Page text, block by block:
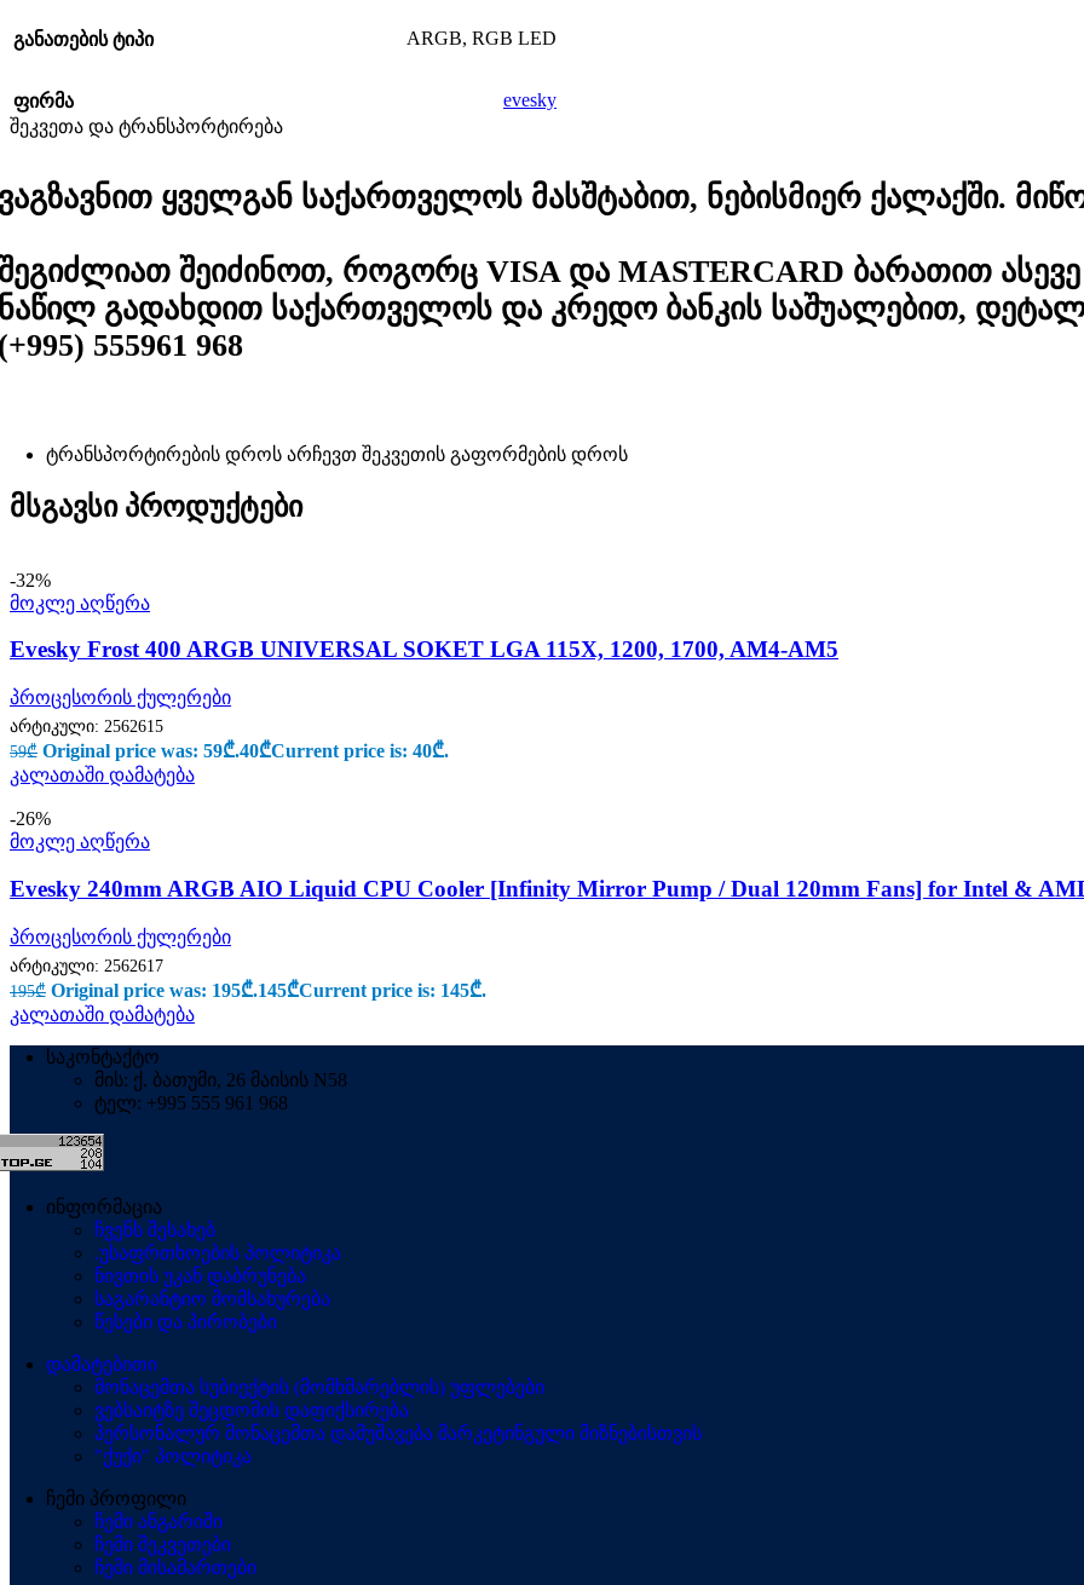
განათების ტიპი ARGB, RGB LED
ფირმა
evesky
შეკვეთა და ტრანსპორტირება
ყველგან საქართველოს მასშტაბით, ნებისმიერ ქალაქში.
შეიძინოთ, როგორც VISA და MASTERCARD ბარათით
გადახდით საქართველოს და კრედო ბანკის საშუალებით,
555961 968
ტრანსპორტირების დროს არჩევთ შეკვეთის გაფორმების დროს
მსგავსი პროდუქტები
-32%
მოკლე აღწერა
Evesky Frost 400 ARGB UNIVERSAL SOKET LGA 115X, 1200, 1700, AM4-AM5
პროცესორის ქულერები
არტიკული: 2562615
59₾ Original price was: 59₾.40₾Current price is: 40₾.
კალათაში დამატება
-26%
მოკლე აღწერა
Evesky 240mm ARGB AIO Liquid CPU Cooler [Infinity Mirror Pump / Dual 120mm Fans] for Intel &
პროცესორის ქულერები
არტიკული: 2562617
195₾ Original price was: 195₾.145₾Current price is: 145₾.
კალათაში დამატება
საკონტაქტო
მის: ქ. ბათუმი, 26 მაისის N58
ტელ: +995 555 961 968
ინფორმაცია
ჩვენს შესახებ
.უსაფრთხოების პოლიტიკა
ნივთის უკან დაბრუნება
საგარანტიო მომსახურება
წესები და პირობები
დამატებითი
მონაცემთა სუბიექტის (მომხმარებლის) უფლებები
ვებსაიტზე შეცდომის დაფიქსირება
პერსონალურ მონაცემთა დამუშავება მარკეტინგული მიზნებისთვის
"ქუქი" პოლიტიკა
ჩემი პროფილი
ჩემი ანგარიში
ჩემი შეკვეთები
ჩემი მისამართები